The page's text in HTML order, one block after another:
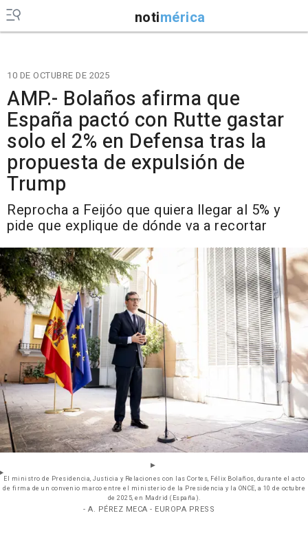
notimérica
10 DE OCTUBRE DE 2025
AMP.- Bolaños afirma que
España pactó con Rutte gastar
solo el 2% en Defensa tras la
propuesta de expulsión de
Trump
Reprocha a Feijóo que quiera llegar al 5% y
pide que explique de dónde va a recortar
El ministro de Presidencia, Justicia y Relaciones con las Cortes, Félix Bolaños, durante el acto
de firma de un convenio marco entre el ministerio de la Presidencia y la ONCE, a 10 de octubre
de 2025, en Madrid (España).
- A. PÉREZ MECA - EUROPA PRESS